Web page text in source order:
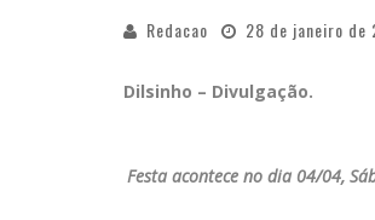
Redacao 28 de janeiro de
Dilsinho – Divulgação.
Festa acontece no dia 04/04,